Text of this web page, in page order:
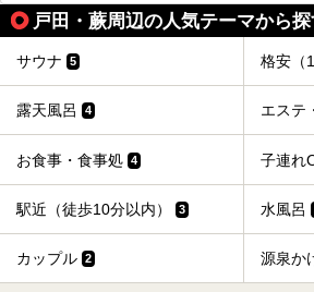
───
提供元：花王株式会社【PR】
この記事は花王株式会社商品の
戸田・蕨周辺の人気テーマから
サウナ 5 格安（
露天風呂 4 エステ
お食事・食事処 4 子連れ
駅近（徒歩10分以内） 3 水風呂
カップル 2 源泉か